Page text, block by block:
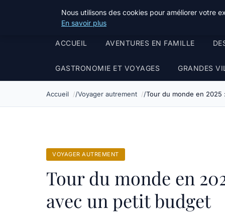
Terredeprovence
ACCUEIL AVENTURES EN FAMILLE
GASTRONOMIE ET VOYAGES GRANDES
Accueil Voyager autrement Tour du monde en
VOYAGER AUTREMENT
Tour du monde en
avec un petit budget
Nous utilisons des cookies pour améliorer votre
En savoir plus